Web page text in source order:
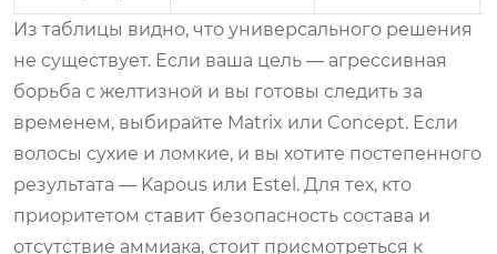
Из таблицы видно, что универсального решения
не существует. Если ваша цель — агрессивная
борьба с желтизной и вы готовы следить за
временем, выбирайте Matrix или Concept. Если
волосы сухие и ломкие, и вы хотите постепенного
результата — Kapous или Estel. Для тех, кто
приоритетом ставит безопасность состава и
отсутствие аммиака, стоит присмотреться к